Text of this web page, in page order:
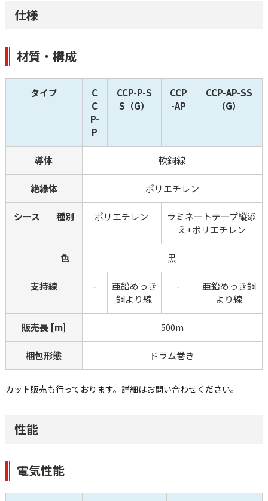
仕様
材質・構成
タイプ
C
C
P-
P
CCP-P-S
S（G）
CCP
-AP
CCP-AP-SS
（G）
導体 軟銅線
絶縁体 ポリエチレン
シース 種別 ポリエチレン
ラミネートテープ縦添
え+ポリエチレン
色 黒
支持線 -
亜鉛めっき
鋼より線
-
亜鉛めっき鋼
より線
販売長 [m] 500m
梱包形態 ドラム巻き
カット販売も行っております。詳細はお問い合わせください。
性能
電気性能